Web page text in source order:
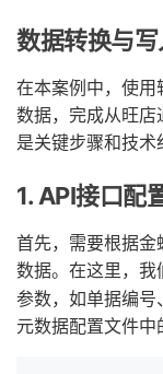
数据转换与
在本案例中，使
数据，完成从旺
是关键步骤和技术
1. API接口配
首先，需要根据
数据。在这里，我
参数，如单据编
元数据配置文件中